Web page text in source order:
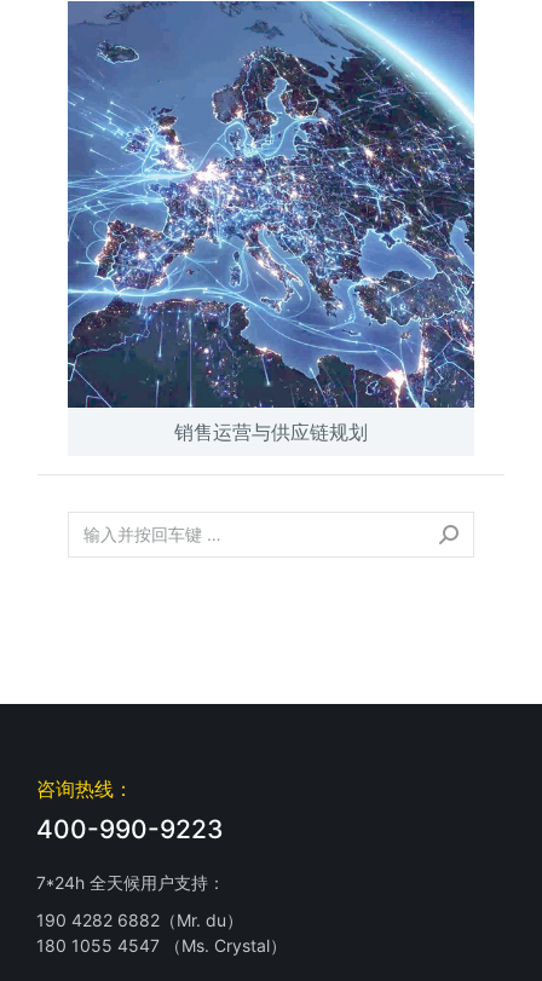
销售运营与供应链规划
咨询热线：
400-990-9223
7*24h 全天候用户支持：
190 4282 6882（Mr. du）
180 1055 4547 （Ms. Crystal）